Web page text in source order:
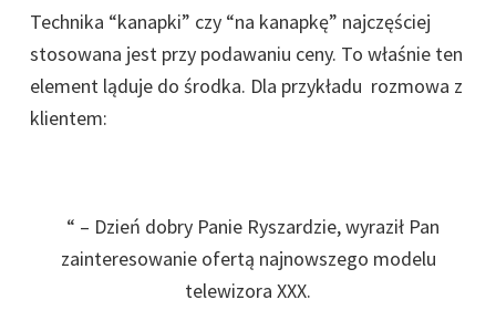
Technika “kanapki” czy “na kanapkę” najczęściej
stosowana jest przy podawaniu ceny. To właśnie ten
element ląduje do środka. Dla przykładu rozmowa z
klientem:
“ – Dzień dobry Panie Ryszardzie, wyraził Pan
zainteresowanie ofertą najnowszego modelu
telewizora XXX.